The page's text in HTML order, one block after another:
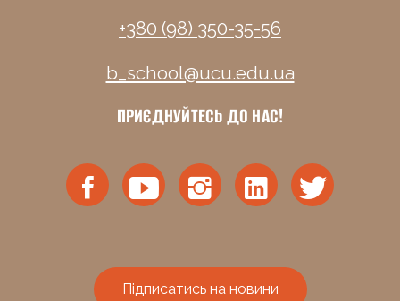
+380 (98) 350-35-56
b_school@ucu.edu.ua
ПРИЄДНУЙТЕСЬ ДО НАС!
Підписатись на новини